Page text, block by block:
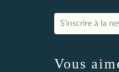
S'inscrire à la
Vous